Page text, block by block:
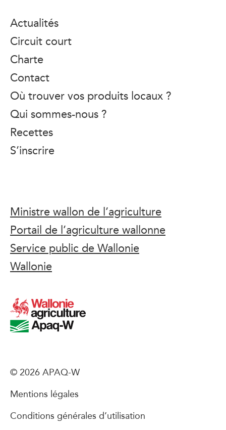
Actualités
Circuit court
Charte
Contact
Où trouver vos produits locaux ?
Qui sommes-nous ?
Recettes
S’inscrire
Ministre wallon de l’agriculture
Portail de l’agriculture wallonne
Service public de Wallonie
Wallonie
© 2026 APAQ-W
Mentions légales
Conditions générales d’utilisation